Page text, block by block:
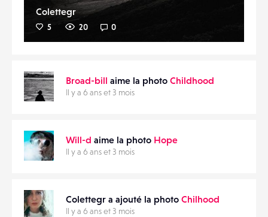
Colettegr
5 20 0
Broad-bill aime la photo Childhood
Il y a 6 ans et 3 mois
Will-d aime la photo Hope
Il y a 6 ans et 3 mois
Colettegr a ajouté la photo Chilhood
Il y a 6 ans et 3 mois